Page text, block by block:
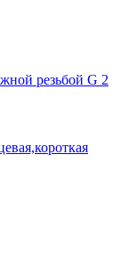
резьбой G 2